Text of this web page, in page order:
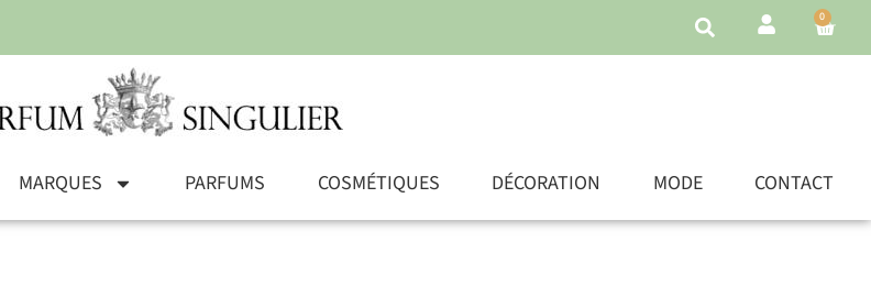
0
MARQUES PARFUMS COSMÉTIQUES DÉCORATION MODE CONTACT